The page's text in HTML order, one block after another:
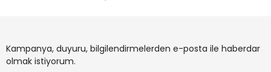
Kampanya, duyuru, bilgilendirmelerden e-posta ile haberdar
olmak istiyorum.